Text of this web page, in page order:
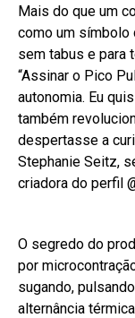
Mais do que um
como um símbolo
sem tabus e para
“Assinar o Pico
autonomia. Eu
também
despertasse a
Stephanie Seitz,
criadora do perfil
O segredo do
por
sugando,
alternância